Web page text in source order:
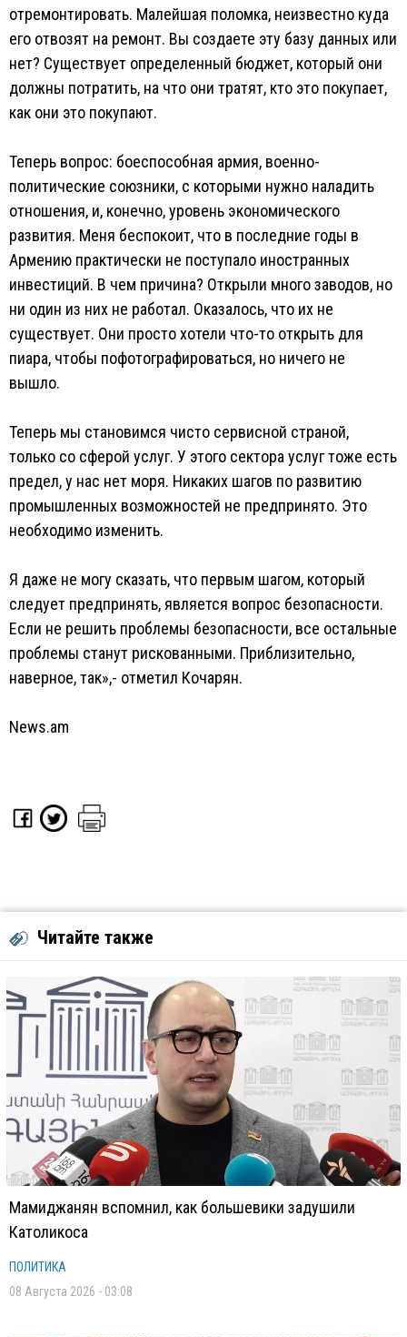
отремонтировать. Малейшая поломка, неизвестно куда
его отвозят на ремонт. Вы создаете эту базу данных или
нет? Существует определенный бюджет, который они
должны потратить, на что они тратят, кто это покупает,
как они это покупают.
Теперь вопрос: боеспособная армия, военно-
политические союзники, с которыми нужно наладить
отношения, и, конечно, уровень экономического
развития. Меня беспокоит, что в последние годы в
Армению практически не поступало иностранных
инвестиций. В чем причина? Открыли много заводов, но
ни один из них не работал. Оказалось, что их не
существует. Они просто хотели что-то открыть для
пиара, чтобы пофотографироваться, но ничего не
вышло.
Теперь мы становимся чисто сервисной страной,
только со сферой услуг. У этого сектора услуг тоже есть
предел, у нас нет моря. Никаких шагов по развитию
промышленных возможностей не предпринято. Это
необходимо изменить.
Я даже не могу сказать, что первым шагом, который
следует предпринять, является вопрос безопасности.
Если не решить проблемы безопасности, все остальные
проблемы станут рискованными. Приблизительно,
наверное, так»,- отметил Кочарян.
News.am
Читайте также
Мамиджанян вспомнил, как большевики задушили
Католикоса
ПОЛИТИКА
08 Августа 2026 - 03:08